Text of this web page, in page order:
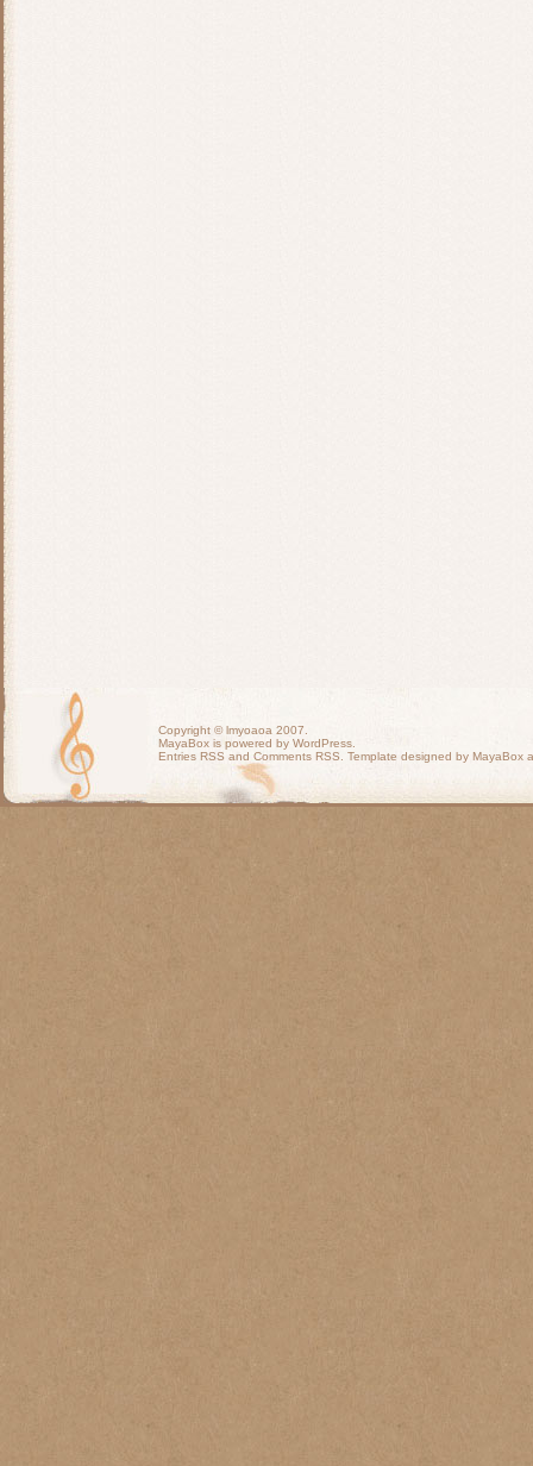
Copyright ©lmyoaoa 2007.
MayaBox is powered by WordPress.
Entries RSS and Comments RSS . Template designed by MayaBox